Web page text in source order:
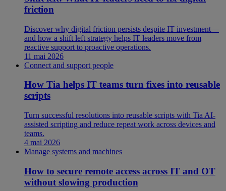
friction
Discover why digital friction persists despite IT investment—
and how a shift left strategy helps IT leaders move from
reactive support to proactive operations.
11 mai 2026
Connect and support people
How Tia helps IT teams turn fixes into reusable
scripts
Turn successful resolutions into reusable scripts with Tia AI-
assisted scripting and reduce repeat work across devices and
teams.
4 mai 2026
Manage systems and machines
How to secure remote access across IT and OT
without slowing production